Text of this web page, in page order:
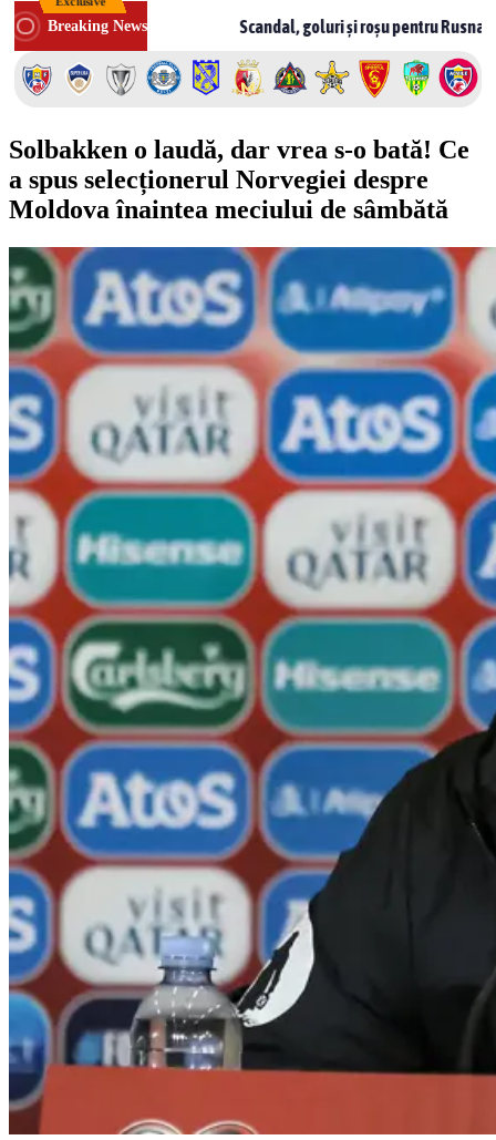
Skip
to
content
Breaking NewsScandal, goluri și roșu pentru Rusnac! CSF Bălți –
Solbakken o laudă, dar vrea s-o bată! Ce
a spus selecționerul Norvegiei despre
Moldova înaintea meciului de sâmbătă